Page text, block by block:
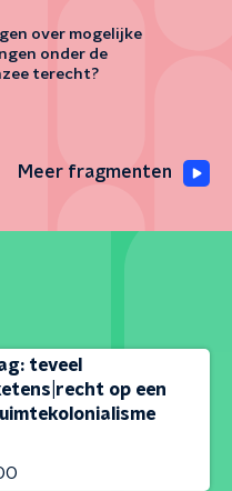
over mogelijke
onder de
terecht?
Meer fragmenten
teveel
op een